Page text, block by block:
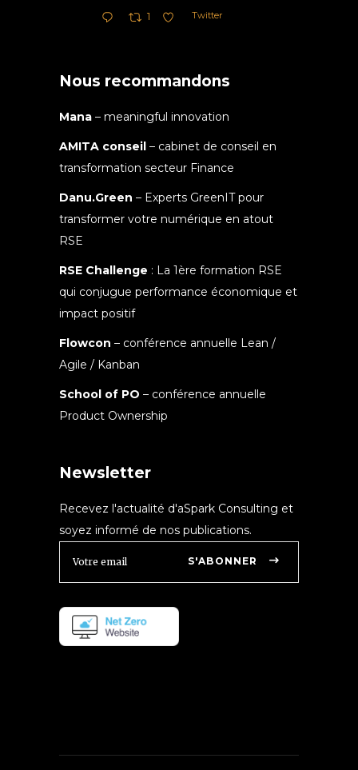
1 Twitter
Nous recommandons
Mana – meaningful innovation
AMITA conseil – cabinet de conseil en
transformation secteur Finance
Danu.Green – Experts GreenIT pour
transformer votre numérique en atout
RSE
RSE Challenge : La 1ère formation RSE
qui conjugue performance économique et
impact positif
Flowcon – conférence annuelle Lean /
Agile / Kanban
School of PO – conférence annuelle
Product Ownership
Newsletter
Recevez l'actualité d'aSpark Consulting et
soyez informé de nos publications.
S'ABONNER